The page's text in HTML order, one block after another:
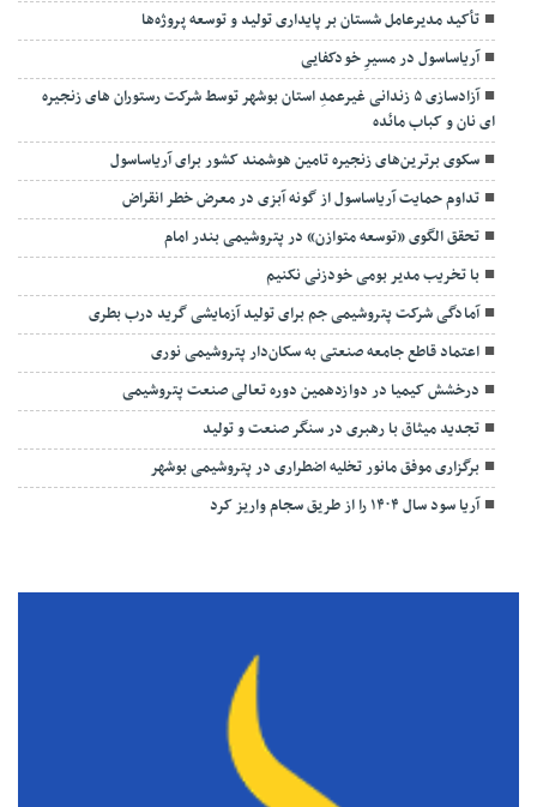
تأکید مدیرعامل شستان بر پایداری تولید و توسعه پروژه‌ها
آریاساسول در مسیرِ خودکفایی
آزادسازی ۵ زندانی غیرعمدِ استان بوشهر توسط شرکت رستوران های زنجیره
ای نان و کباب مائده
سکوی برترین‌های زنجیره تامین هوشمند کشور برای آریاساسول
تداوم حمایت آریاساسول از گونه آبزی در معرض خطر انقراض
تحقق الگوی «توسعه متوازن» در پتروشیمی بندر امام
با تخریب مدیر بومی خودزنی نکنیم
آمادگی شرکت پتروشیمی جم برای تولید آزمایشی گرید درب بطری
اعتماد قاطع جامعه صنعتی به سکان‌دار پتروشیمی نوری
درخشش کیمیا در دوازدهمین دوره تعالی صنعت پتروشیمی
تجدید میثاق با رهبری در سنگر صنعت و تولید
برگزاری موفق مانور تخلیه اضطراری در پتروشیمی بوشهر
آریا سود سال ۱۴۰۴ را از طریق سجام واریز کرد